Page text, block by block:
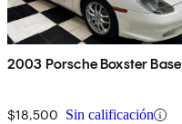
2003 Porsche Boxster Base
$18,500 Sin calificación